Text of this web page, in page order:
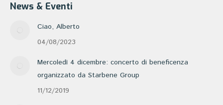
News & Eventi
Ciao, Alberto
04/08/2023
Mercoledì 4 dicembre: concerto di beneficenza
organizzato da Starbene Group
11/12/2019